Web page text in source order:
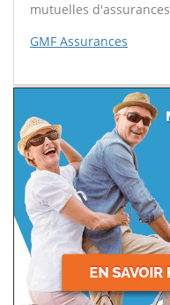
mutuelles d'assurances
GMF Assurances